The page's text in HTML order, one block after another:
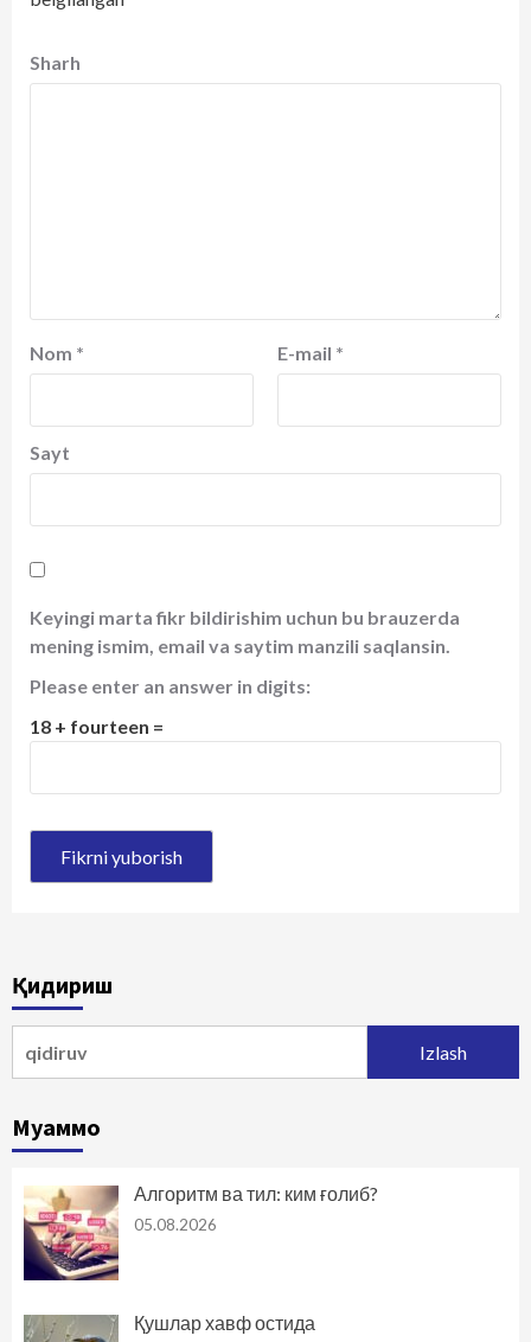
Sharh
Nom * E-mail *
Sayt
Keyingi marta fikr bildirishim uchun bu brauzerda
mening ismim, email va saytim manzili saqlansin.
Please enter an answer in digits:
18 + fourteen =
Қидириш
Муаммо
Алгоритм ва тил: ким ғолиб?
05.08.2026
Қушлар хавф остида